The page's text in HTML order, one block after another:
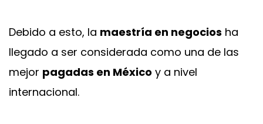
Debido a esto, la maestría en negocios ha
llegado a ser considerada como una de las
mejor pagadas en México y a nivel
internacional.